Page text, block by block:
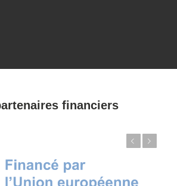
financiers